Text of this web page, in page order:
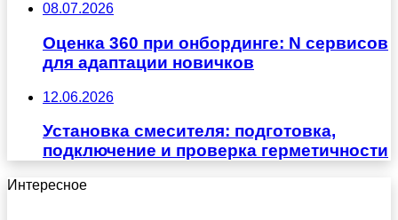
08.07.2026
Оценка 360 при онбординге: N сервисов
для адаптации новичков
12.06.2026
Установка смесителя: подготовка,
подключение и проверка герметичности
Интересное